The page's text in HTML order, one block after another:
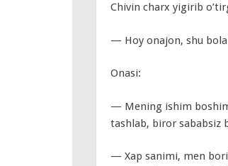
Chivin charx yigirib
— Hoy onajon, shu
Onasi:
— Mening ishim
tashlab, biror sababsiz
— Xap sanimi, men